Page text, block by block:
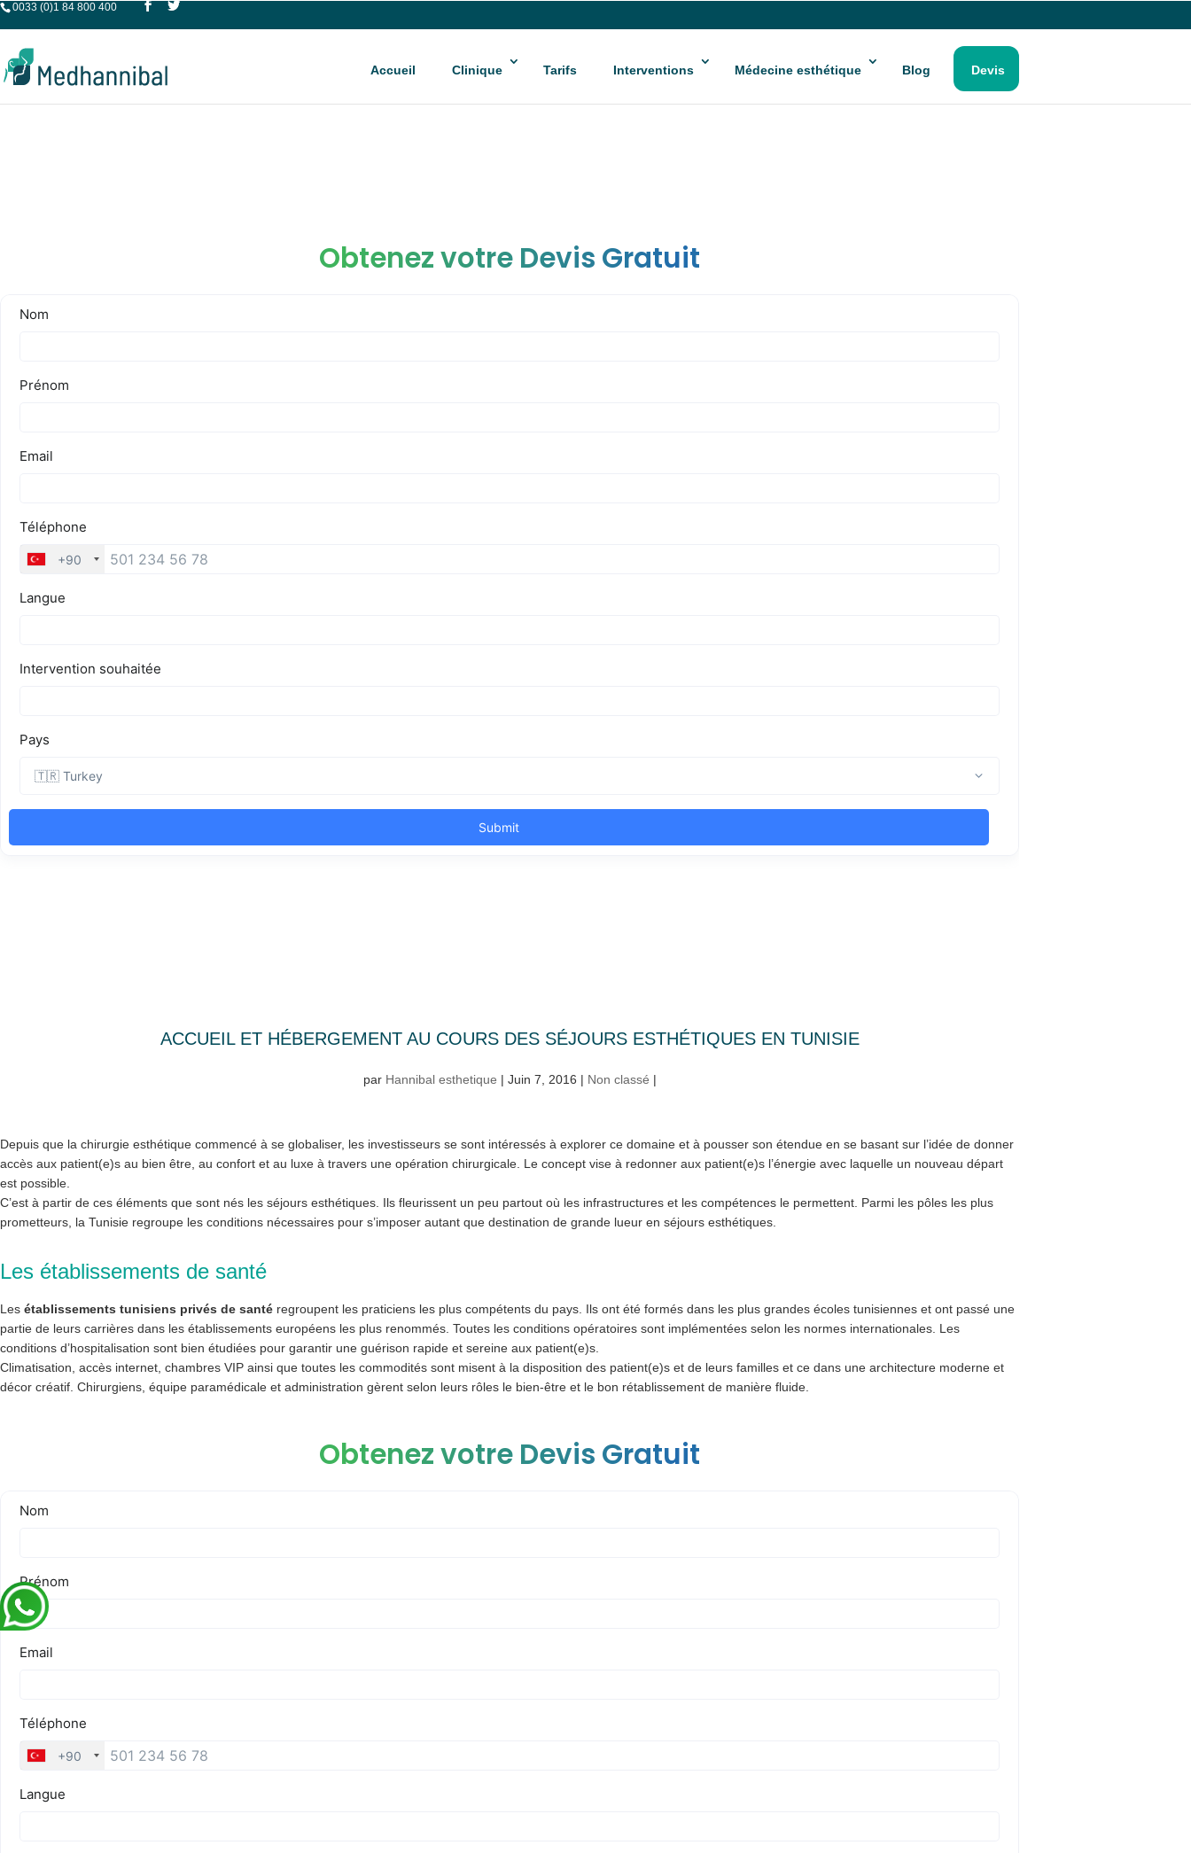
0033 (0)1 84 800 400
Accueil Clinique Tarifs Interventions Médecine esthétique Blog Devis
Obtenez votre Devis Gratuit
ACCUEIL ET HÉBERGEMENT AU COURS DES SÉJOURS ESTHÉTIQUES EN TUNISIE
par Hannibal esthetique | Juin 7, 2016 | Non classé |
Depuis que la chirurgie esthétique commencé à se globaliser, les investisseurs se sont intéressés à explorer ce domaine et à pousser son étendue en se basant sur l’idée de donner
accès aux patient(e)s au bien être, au confort et au luxe à travers une opération chirurgicale. Le concept vise à redonner aux patient(e)s l’énergie avec laquelle un nouveau départ
est possible.
C’est à partir de ces éléments que sont nés les séjours esthétiques. Ils fleurissent un peu partout où les infrastructures et les compétences le permettent. Parmi les pôles les plus
prometteurs, la Tunisie regroupe les conditions nécessaires pour s’imposer autant que destination de grande lueur en séjours esthétiques.
Les établissements de santé
Les établissements tunisiens privés de santé regroupent les praticiens les plus compétents du pays. Ils ont été formés dans les plus grandes écoles tunisiennes et ont passé une
partie de leurs carrières dans les établissements européens les plus renommés. Toutes les conditions opératoires sont implémentées selon les normes internationales. Les
conditions d’hospitalisation sont bien étudiées pour garantir une guérison rapide et sereine aux patient(e)s.
Climatisation, accès internet, chambres VIP ainsi que toutes les commodités sont misent à la disposition des patient(e)s et de leurs familles et ce dans une architecture moderne et
décor créatif. Chirurgiens, équipe paramédicale et administration gèrent selon leurs rôles le bien-être et le bon rétablissement de manière fluide.
Obtenez votre Devis Gratuit